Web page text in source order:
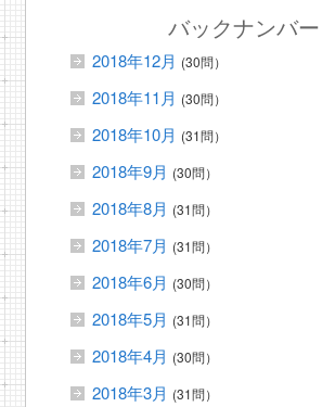
バックナンバー
2018年12月 (30問）
2018年11月 (30問）
2018年10月 (31問）
2018年9月 (30問）
2018年8月 (31問）
2018年7月 (31問）
2018年6月 (30問）
2018年5月 (31問）
2018年4月 (30問）
2018年3月 (31問）